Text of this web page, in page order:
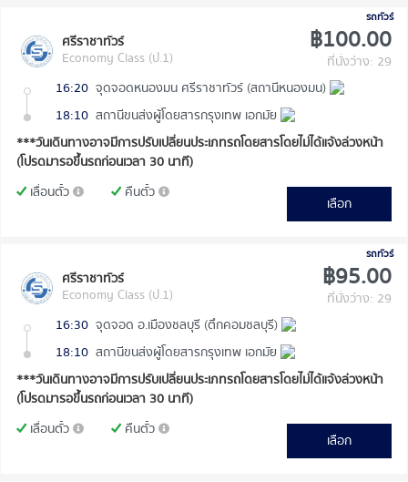
รถทัวร์
ศรีราชาทัวร์
Economy Class (ป.1)
฿100.00
ที่นั่งว่าง: 29
16:20 จุดจอดหนองมน ศรีราชาทัวร์ (สถานีหนองมน)
18:10 สถานีขนส่งผู้โดยสารกรุงเทพ เอกมัย
***วันเดินทางอาจมีการปรับเปลี่ยนประเภทรถโดยสารโดยไม่ได้แจ้งล่วงหน้า
(โปรดมารอขึ้นรถก่อนเวลา 30 นาที)
เลื่อนตั๋ว
คืนตั๋ว
เลือก
รถทัวร์
ศรีราชาทัวร์
Economy Class (ป.1)
฿95.00
ที่นั่งว่าง: 29
16:30 จุดจอด อ.เมืองชลบุรี (ตึกคอมชลบุรี)
18:10 สถานีขนส่งผู้โดยสารกรุงเทพ เอกมัย
***วันเดินทางอาจมีการปรับเปลี่ยนประเภทรถโดยสารโดยไม่ได้แจ้งล่วงหน้า
(โปรดมารอขึ้นรถก่อนเวลา 30 นาที)
เลื่อนตั๋ว
คืนตั๋ว
เลือก